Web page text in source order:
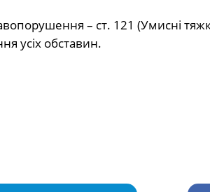
– ст. 121 (Умисні
усіх обставин.